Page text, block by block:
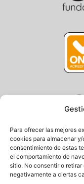
Para ofrecer las mejores
cookies para almacenar
consentimiento de estas
el comportamiento de
sitio. No consentir o
negativamente a ciertas
Centro/
Tel.: (+34)
Email: